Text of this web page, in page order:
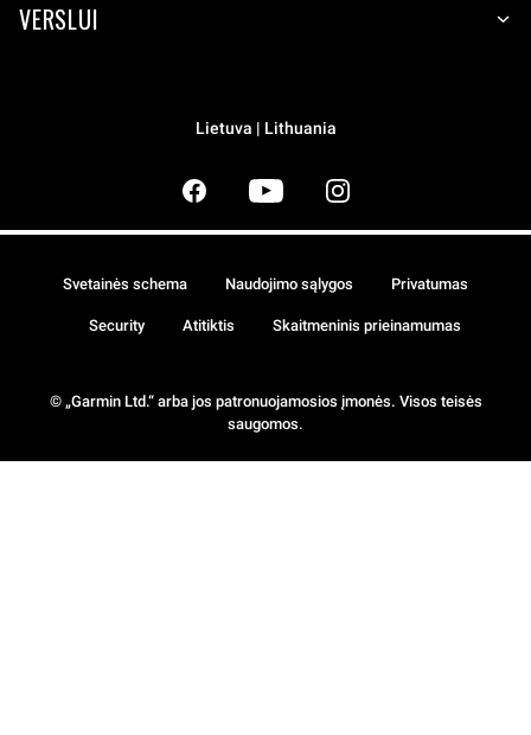
VERSLUI
Lietuva | Lithuania
© „Garmin Ltd.“ arba jos patronuojamosios įmonės. Visos teisės
saugomos.
Svetainės schema Naudojimo sąlygos Privatumas
Security Atitiktis Skaitmeninis prieinamumas